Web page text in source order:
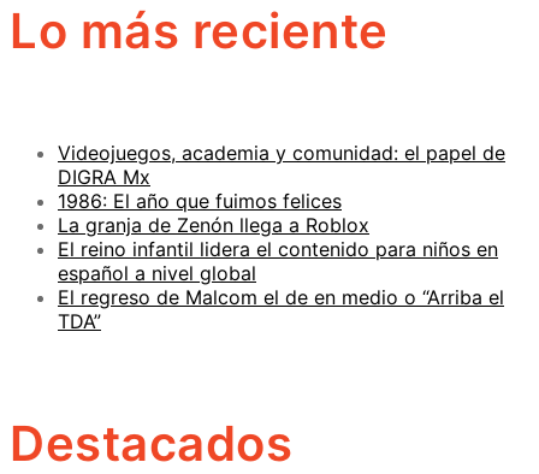
Lo más reciente
Videojuegos, academia y comunidad: el papel de
DIGRA Mx
1986: El año que fuimos felices
La granja de Zenón llega a Roblox
El reino infantil lidera el contenido para niños en
español a nivel global
El regreso de Malcom el de en medio o “Arriba el
TDA”
Destacados